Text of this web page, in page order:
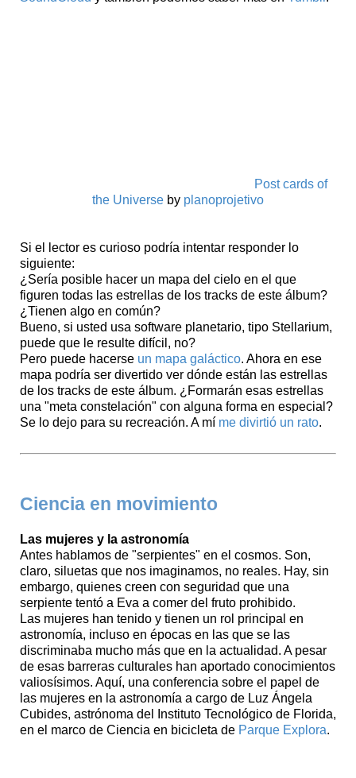
Post cards of
the Universe by planoprojetivo
Si el lector es curioso podría intentar responder lo
siguiente:
¿Sería posible hacer un mapa del cielo en el que
figuren todas las estrellas de los tracks de este álbum?
¿Tienen algo en común?
Bueno, si usted usa software planetario, tipo Stellarium,
puede que le resulte difícil, no?
Pero puede hacerse un mapa galáctico. Ahora en ese
mapa podría ser divertido ver dónde están las estrellas
de los tracks de este álbum. ¿Formarán esas estrellas
una "meta constelación" con alguna forma en especial?
Se lo dejo para su recreación. A mí me divirtió un rato.
Ciencia en movimiento
Las mujeres y la astronomía
Antes hablamos de "serpientes" en el cosmos. Son,
claro, siluetas que nos imaginamos, no reales. Hay, sin
embargo, quienes creen con seguridad que una
serpiente tentó a Eva a comer del fruto prohibido.
Las mujeres han tenido y tienen un rol principal en
astronomía, incluso en épocas en las que se las
discriminaba mucho más que en la actualidad. A pesar
de esas barreras culturales han aportado conocimientos
valiosísimos. Aquí, una conferencia sobre el papel de
las mujeres en la astronomía a cargo de Luz Ángela
Cubides, astrónoma del Instituto Tecnológico de Florida,
en el marco de Ciencia en bicicleta de Parque Explora.